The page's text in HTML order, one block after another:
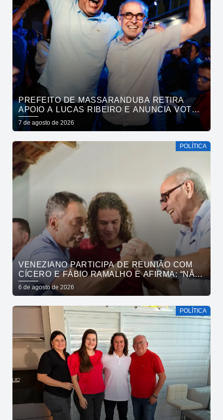
PREFEITO DE MASSARANDUBA RETIRA
APOIO A LUCAS RIBEIRO E ANUNCIA VOTO
EM CÍCERO PARA O GOVERNO
7 de agosto de 2026
POLÍTICA
VENEZIANO PARTICIPA DE REUNIÃO COM
CÍCERO E FÁBIO RAMALHO E AFIRMA: “NÃO
ESTAMOS COMPRANDO CONSCIÊNCIAS,
MAS MOSTRANDO TRABALHO
6 de agosto de 2026
POLÍTICA